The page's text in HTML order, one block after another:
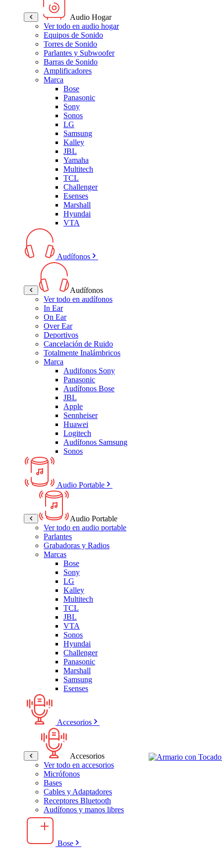
Audio Hogar
Ver todo en audio hogar
Equipos de Sonido
Torres de Sonido
Parlantes y Subwoofer
Barras de Sonido
Amplificadores
Marca
Bose
Panasonic
Sony
Sonos
LG
Samsung
Kalley
JBL
Yamaha
Multitech
TCL
Challenger
Esenses
Marshall
Hyundai
VTA
Audífonos
Audífonos
Ver todo en audífonos
In Ear
On Ear
Over Ear
Deportivos
Cancelación de Ruido
Totalmente Inalámbricos
Marca
Audifonos Sony
Panasonic
Audífonos Bose
JBL
Apple
Sennheiser
Huawei
Logitech
Audífonos Samsung
Sonos
Audio Portable
Audio Portable
Ver todo en audio portable
Parlantes
Grabadoras y Radios
Marcas
Bose
Sony
LG
Kalley
Multitech
TCL
JBL
VTA
Sonos
Hyundai
Challenger
Panasonic
Marshall
Samsung
Esenses
Accesorios
Accesorios
Ver todo en accesorios
Micrófonos
Bases
Cables y Adaptadores
Receptores Bluetooth
Audífonos y manos libres
Bose